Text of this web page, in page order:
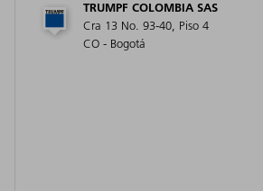
TRUMPF COLOMBIA SAS
Cra 13 No. 93-40, Piso 4
CO - Bogotá